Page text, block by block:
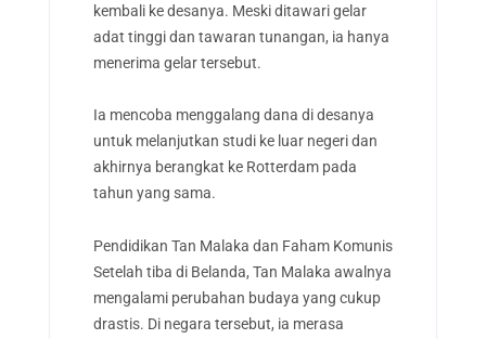
kembali ke desanya. Meski ditawari gelar
adat tinggi dan tawaran tunangan, ia hanya
menerima gelar tersebut.
Ia mencoba menggalang dana di desanya
untuk melanjutkan studi ke luar negeri dan
akhirnya berangkat ke Rotterdam pada
tahun yang sama.
Pendidikan Tan Malaka dan Faham Komunis
Setelah tiba di Belanda, Tan Malaka awalnya
mengalami perubahan budaya yang cukup
drastis. Di negara tersebut, ia merasa